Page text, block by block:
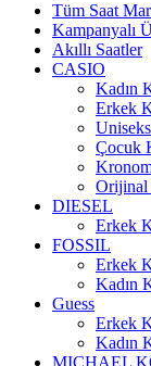
Tüm Saat
Kampanyalı
Akıllı Saatler
CASIO
Kadın
Erkek
Çocuk
Orijinal
DIESEL
Erkek
FOSSIL
Erkek
Kadın
Guess
Erkek
Kadın
MICHAEL